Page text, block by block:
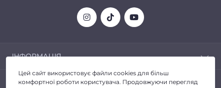
ІНФОРМАЦІЯ
Доставка та Оплата
ПОПУЛЯРНЕ
Цей сайт використовує файли cookies для більш
комфортної роботи користувача. Продовжуючи перегляд